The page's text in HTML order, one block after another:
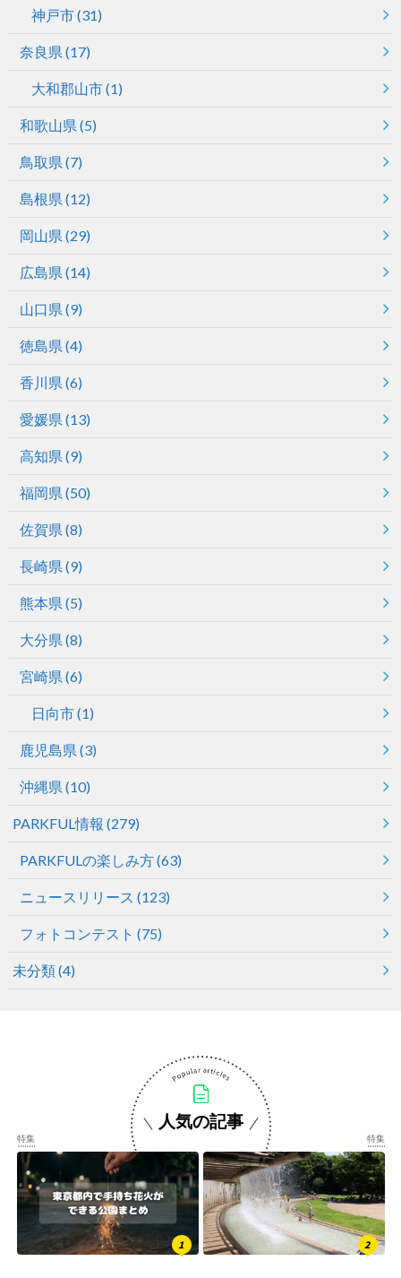
神戸市(31)
奈良県 (17)
大和郡山市(1)
和歌山県 (5)
鳥取県 (7)
島根県 (12)
岡山県 (29)
広島県 (14)
山口県 (9)
徳島県 (4)
香川県 (6)
愛媛県 (13)
高知県 (9)
福岡県 (50)
佐賀県 (8)
長崎県 (9)
熊本県 (5)
大分県 (8)
宮崎県 (6)
日向市(1)
鹿児島県 (3)
沖縄県 (10)
PARKFUL情報 (279)
PARKFULの楽しみ方(63)
ニュースリリース (123)
フォトコンテスト (75)
未分類(4)
人気の記事
特集 特集